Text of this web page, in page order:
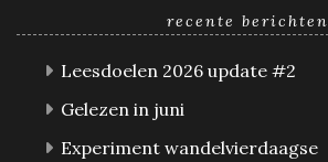
recente berichten
Leesdoelen 2026 update #2
Gelezen in juni
Experiment wandelvierdaagse